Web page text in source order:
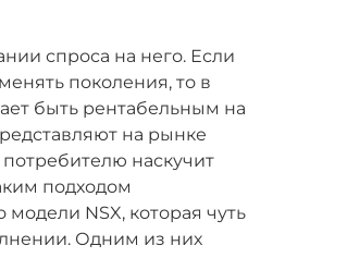
спроса на него. Если
поколения, то в
быть рентабельным на
на рынке
потребителю наскучит
подходом
NSX, которая чуть
Одним из них